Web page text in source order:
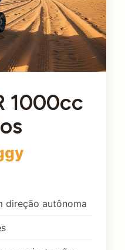
1000cc
direção autônoma